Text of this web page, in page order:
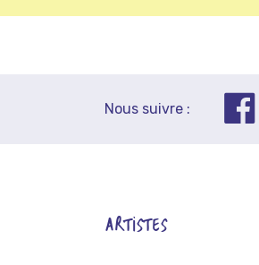
Nous suivre :
ARTISTES